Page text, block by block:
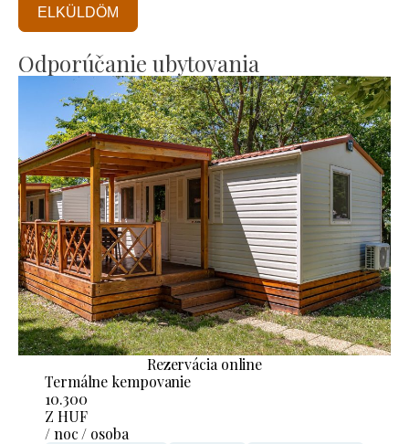
ELKÜLDÖM
Odporúčanie ubytovania
Rezervácia online
Termálne kempovanie
10.300
Z HUF
/ noc / osoba